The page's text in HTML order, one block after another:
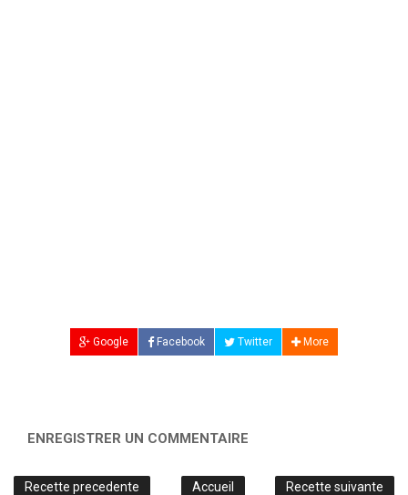
Google Facebook Twitter More
ENREGISTRER UN COMMENTAIRE
Recette precedente Recette suivante
Accueil